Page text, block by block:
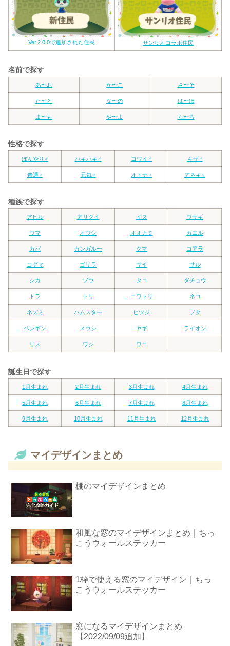
Ver.2.0.0で追加された住民 サンリオコラボ住民
名前で探す
あ〜お か〜こ さ〜そ
た〜と な〜の は〜ほ
ま〜も や〜よ ら〜ろ
性格で探す
ぼんやり♂ ハキハキ♂ コワイ♂ キザ♂
普通♀ 元気♀ オトナ♀ アネキ♀
種族で探す
アヒル アリクイ イヌ ウサギ
ウマ オウシ オオカミ カエル
カバ カンガルー クマ コアラ
コグマ ゴリラ サイ サル
シカ ゾウ タコ ダチョウ
トラ トリ ニワトリ ネコ
ネズミ ハムスター ヒツジ ブタ
ペンギン メウシ ヤギ ライオン
リス ワシ ワニ
誕生日で探す
1月生まれ 2月生まれ 3月生まれ 4月生まれ
5月生まれ 6月生まれ 7月生まれ 8月生まれ
9月生まれ 10月生まれ 11月生まれ 12月生まれ
マイデザインまとめ
棚のマイデザインまとめ
和風な窓のマイデザインまとめ｜ちっ
こうウォールステッカー
1枠で使える窓のマイデザイン｜ちっ
こうウォールステッカー
窓になるマイデザインまとめ
【2022/09/09追加】